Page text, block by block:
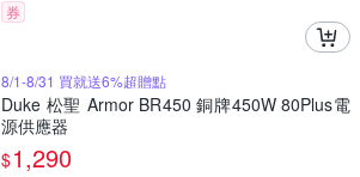
券
8/1-8/31 買就送6%超贈點
Duke 松聖 Armor BR450 銅牌450W 80Plus電
源供應器
$1,290